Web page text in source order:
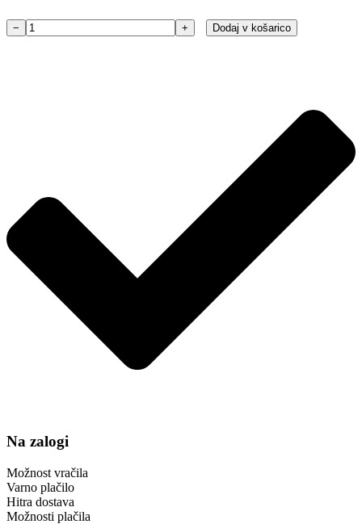
Filter
− + Dodaj v košarico
Na zalogi
Možnost vračila
Varno plačilo
Hitra dostava
Možnosti plačila